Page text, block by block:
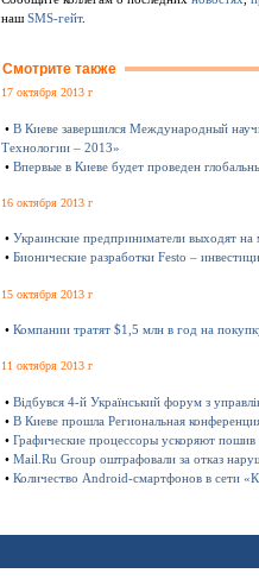
наш SMS-гейт.
Смотрите также
17 октября 2013 г
• В Киеве завершился Международный
Технологии – 2013»
• Впервые в Киеве будет проведен
16 октября 2013 г
• Украинские предприниматели выходят
• Бионические разработки Festo –
15 октября 2013 г
• Компании тратят $1,5 млн в год на
11 октября 2013 г
• Відбувся 4-й Український форум з
• В Киеве прошла Региональная
• Графические процессоры ускоряют
• Mail.Ru Group оштрафовали за отказ
• Количество Android-смартфонов в сети